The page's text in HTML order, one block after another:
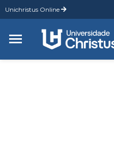
Unichristus Online